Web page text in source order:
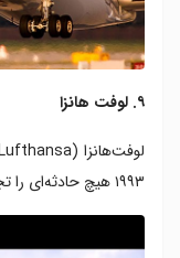
۹. لوفت هانزا
۱۹۹۳ هیچ حادثه‌ای را تجربه نکرده است.